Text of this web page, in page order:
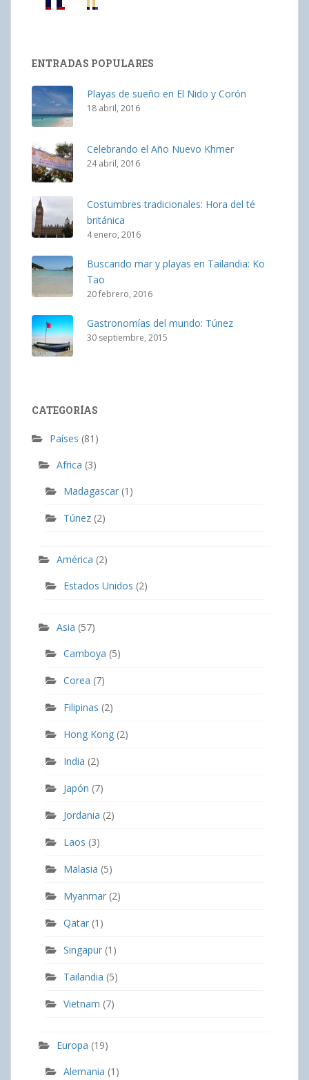
ENTRADAS POPULARES
Playas de sueño en El Nido y Corón
18 abril, 2016
Celebrando el Año Nuevo Khmer
24 abril, 2016
Costumbres tradicionales: Hora del té
británica
4 enero, 2016
Buscando mar y playas en Tailandia: Ko
Tao
20 febrero, 2016
Gastronomías del mundo: Túnez
30 septiembre, 2015
CATEGORÍAS
Países (81)
Africa (3)
Madagascar (1)
Túnez (2)
América (2)
Estados Unidos (2)
Asia (57)
Camboya (5)
Corea (7)
Filipinas (2)
Hong Kong (2)
India (2)
Japón (7)
Jordania (2)
Laos (3)
Malasia (5)
Myanmar (2)
Qatar (1)
Singapur (1)
Tailandia (5)
Vietnam (7)
Europa (19)
Alemania (1)